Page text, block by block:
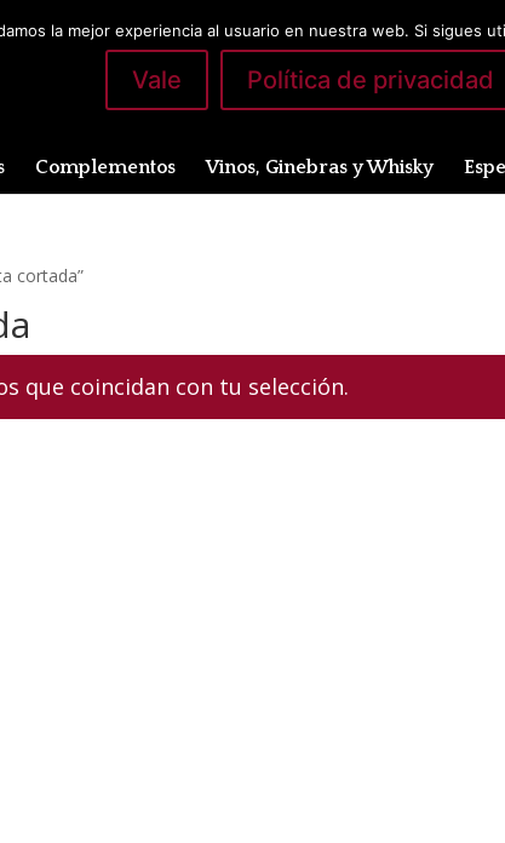
Complementos Vinos, Ginebras y Whisky
cortada”
que coincidan con tu selección.
la mejor experiencia al usuario en nuestra web. Si sigues
Vale Política de privacidad